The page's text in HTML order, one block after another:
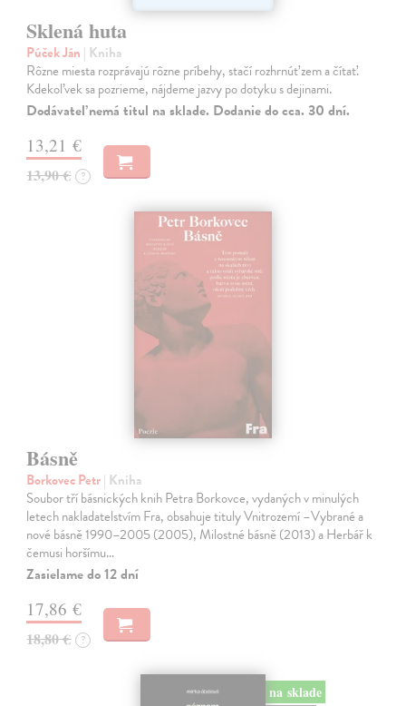
Sklená huta
Púček Ján | Kniha
Rôzne miesta rozprávajú rôzne príbehy, stačí rozhrnúť zem a čítať.
Kdekoľvek sa pozrieme, nájdeme jazvy po dotyku s dejinami.
Dodávateľ nemá titul na sklade. Dodanie do cca. 30 dní.
13,21 €
13,90 € ?
Básně
Borkovec Petr| Kniha
Soubor tří básnických knih Petra Borkovce, vydaných v minulých
letech nakladatelstvím Fra, obsahuje tituly Vnitrozemí –Vybrané a
nové básně 1990–2005 (2005), Milostné básně (2013) a Herbář k
čemusi horšímu…
Zasielame do 12 dní
17,86 €
18,80 € ?
na sklade